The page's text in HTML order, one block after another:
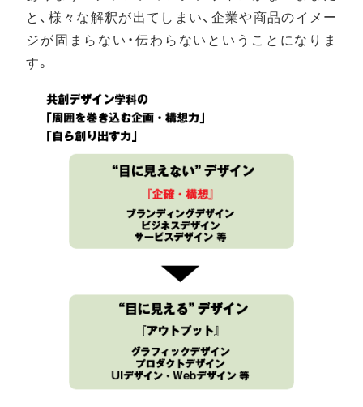
と、様々な解釈が出てしまい、企業や商品のイメー
ジが固まらない・伝わらないということになりま
す。